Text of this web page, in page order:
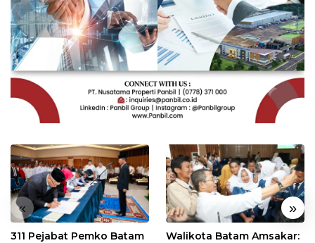
« »
311 Pejabat Pemko Batam
Walikota Batam Amsakar: